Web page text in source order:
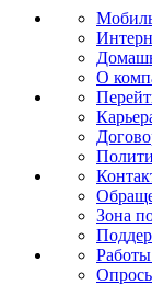
О
Зона